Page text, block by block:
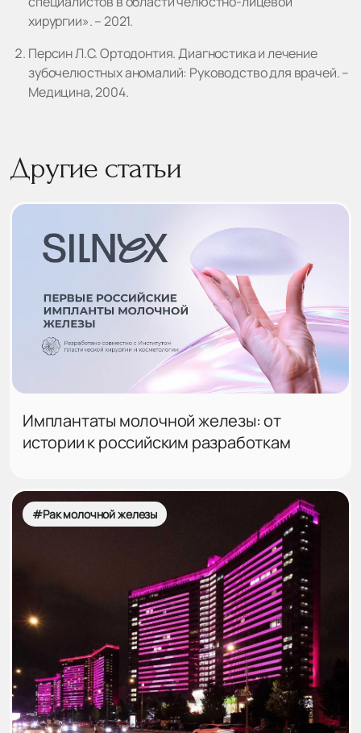
хирургии». – 2021.
Персин Л.С. Ортодонтия. Диагностика и лечение
зубочелюстных аномалий: Руководство для врачей. –
Медицина, 2004.
Другие статьи
Имплантаты молочной железы: от
истории к российским разработкам
#Рак молочной железы